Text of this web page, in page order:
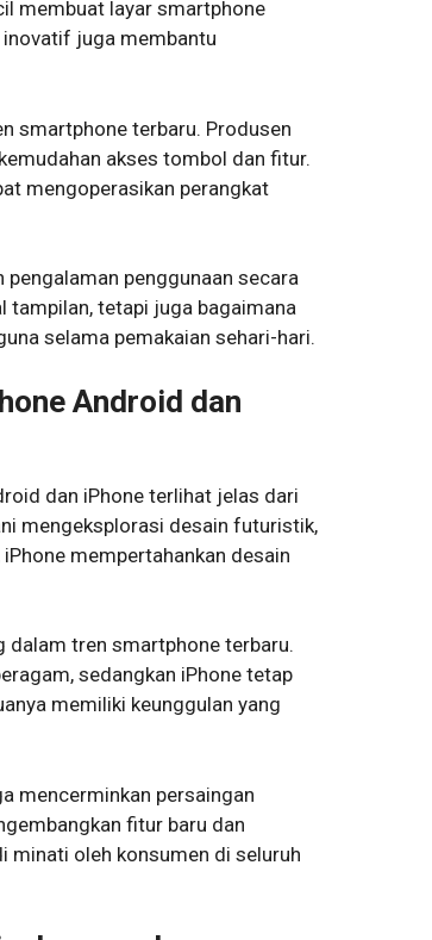
membuat layar smartphone
inovatif juga membantu
smartphone terbaru. Produsen
akses tombol dan fitur.
mengoperasikan perangkat
penggunaan secara
tampilan, tetapi juga bagaimana
selama pemakaian sehari-hari.
Android dan
dan iPhone terlihat jelas dari
mengeksplorasi desain futuristik,
mempertahankan desain
dalam tren smartphone terbaru.
sedangkan iPhone tetap
memiliki keunggulan yang
mencerminkan persaingan
fitur baru dan
minati oleh konsumen di seluruh